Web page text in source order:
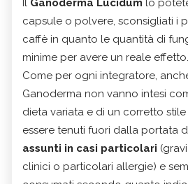
Il Ganoderma Lucidum lo
capsule o polvere, sconsigliati i
caffè in quanto le quantità di
minime per avere un reale effetto.
Come per ogni integratore,
Ganoderma non vanno intesi
dieta variata e di un corretto
essere tenuti fuori dalla portata
assunti in casi particolari
clinici o particolari allergie) e